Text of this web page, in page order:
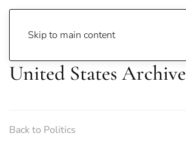
Skip to main content
United States Archive
Back to Politics